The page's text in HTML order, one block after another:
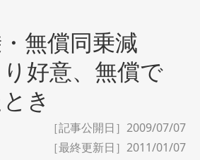
無償同乗減
好意、無償で
き
［記事公開日］2009/07/07
［最終更新日］ 2011/01/07